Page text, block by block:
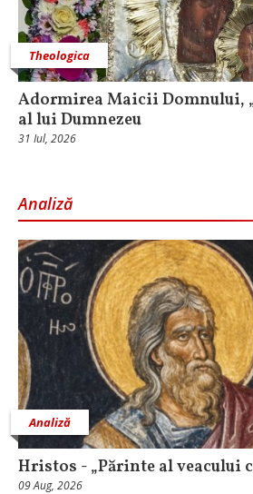
Theologica
Adormirea Maicii Domnului,
al lui Dumnezeu
31 Iul, 2026
Analiză
Analiză
Hristos - „Părinte al veacului
09 Aug, 2026